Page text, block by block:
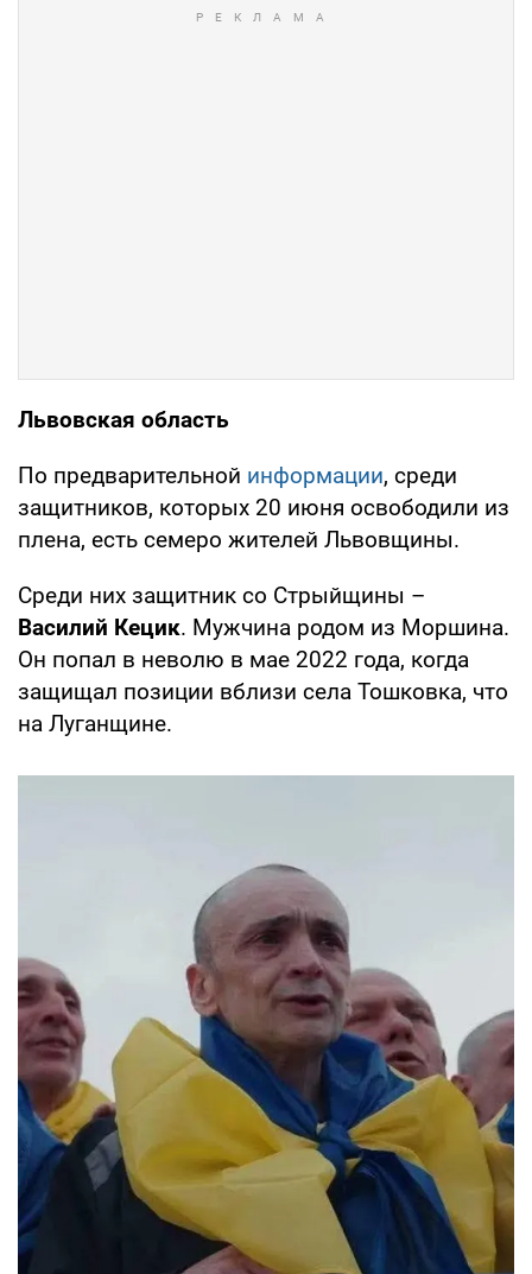
Львовская область
По предварительной информации, среди
защитников, которых 20 июня освободили из
плена, есть семеро жителей Львовщины.
Среди них защитник со Стрыйщины –
Василий Кецик. Мужчина родом из Моршина.
Он попал в неволю в мае 2022 года, когда
защищал позиции вблизи села Тошковка, что
на Луганщине.